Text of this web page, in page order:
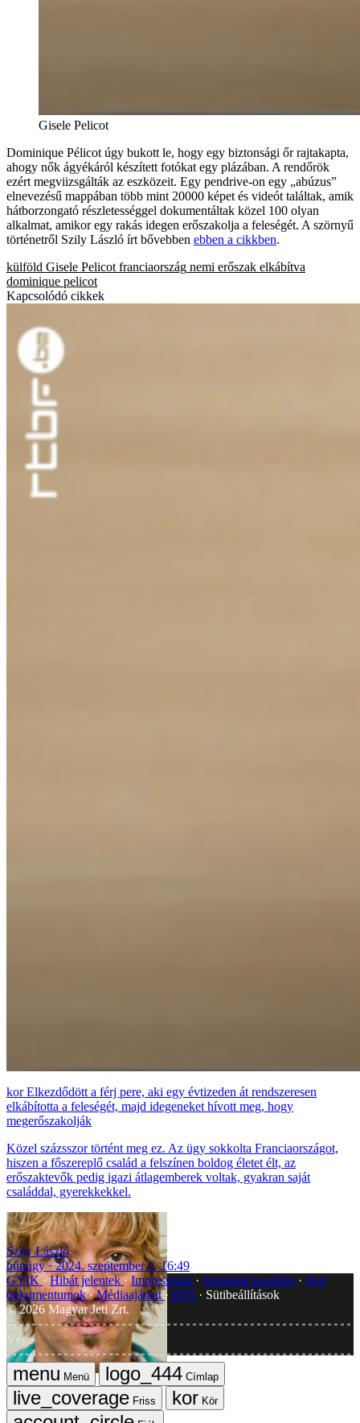
Gisele Pelicot
Dominique Pélicot úgy bukott le, hogy egy biztonsági őr rajtakapta,
ahogy nők ágyékáról készített fotókat egy plázában. A rendőrök
ezért megviizsgálták az eszközeit. Egy pendrive-on egy „abúzus”
elnevezésű mappában több mint 20000 képet és videót találtak, amik
hátborzongató részletességgel dokumentáltak közel 100 olyan
alkalmat, amikor egy rakás idegen erőszakolja a feleségét. A szörnyű
történetről Szily László írt bővebben ebben a cikkben.
külföld Gisele Pelicot franciaország nemi erőszak elkábítva
dominique pelicot
Kapcsolódó cikkek
Elkezdődött a férj pere, aki egy évtizeden át rendszeresen
elkábította a feleségét, majd idegeneket hívott meg, hogy
megerőszakolják
Közel százsszor történt meg ez. Az ügy sokkolta Franciaországot,
hiszen a főszereplő család a felszínen boldog életet élt, az
erőszaktevők pedig igazi átlagemberek voltak, gyakran saját
családdal, gyerekkekkel.
Szily László
bűnügy
2024. szeptember 2. 16:49
GYIK Hibát jelentek Impresszum Javítások kezelése
Jogi
dokumentumok Médiaajánlat RSS
Sütibeállítások
©2026Magyar Jeti Zrt.
Vége
Menü
Címlap
Friss
Kör